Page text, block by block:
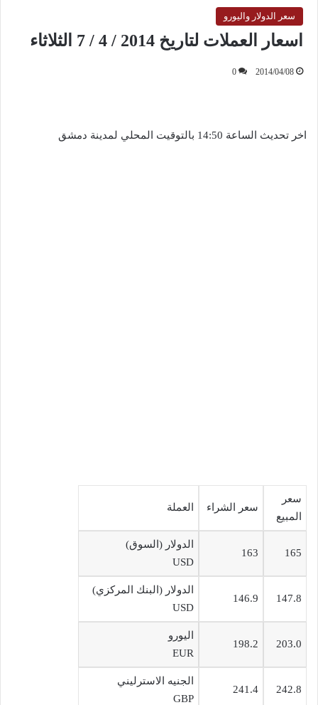
سعر الدولار واليورو
اسعار العملات لتاريخ 2014 / 4 / 7 الثلاثاء
2014/04/08
0
اخر تحديث الساعة 14:50 بالتوقيت المحلي لمدينة دمشق
سعر
المبيع
سعر الشراء العملة
165
163
الدولار (السوق)
USD
147.8
146.9
الدولار (البنك المركزي)
USD
203.0
198.2
اليورو
EUR
242.8
241.4
الجنيه الاسترليني
GBP